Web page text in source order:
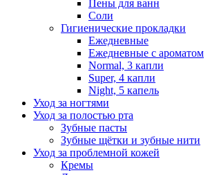
Пены для ванн
Соли
Гигиенические прокладки
Ежедневные
Ежедневные с ароматом
Normal, 3 капли
Super, 4 капли
Night, 5 капель
Уход за ногтями
Уход за полостью рта
Зубные пасты
Зубные щётки и зубные нити
Уход за проблемной кожей
Кремы